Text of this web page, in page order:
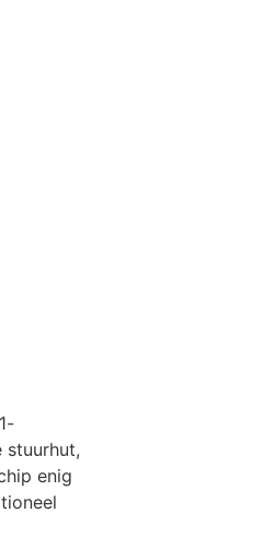
stuurhut,
enig